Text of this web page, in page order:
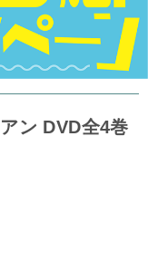
ン DVD全4巻